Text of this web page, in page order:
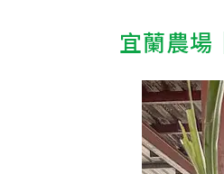
宜蘭農場